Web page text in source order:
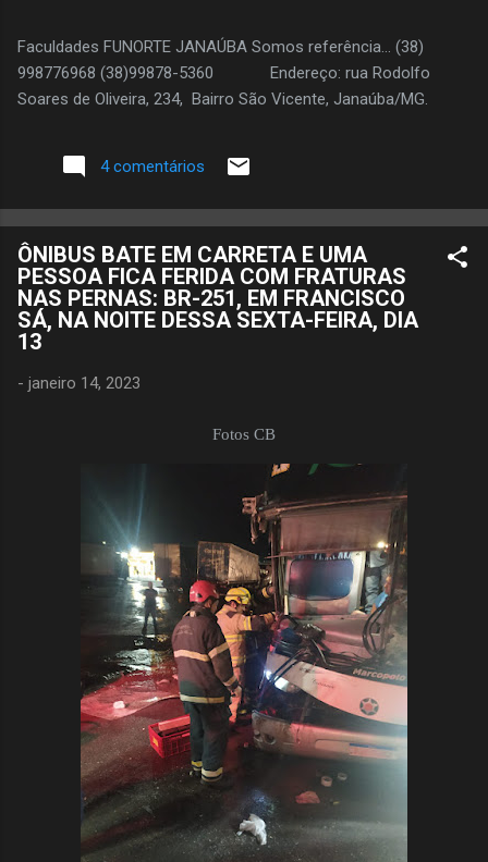
Faculdades FUNORTE JANAÚBA Somos referência... (38)
998776968 (38)99878-5360 Endereço: rua Rodolfo
Soares de Oliveira, 234, Bairro São Vicente, Janaúba/MG.
4 comentários
ÔNIBUS BATE EM CARRETA E UMA
PESSOA FICA FERIDA COM FRATURAS
NAS PERNAS: BR-251, EM FRANCISCO
SÁ, NA NOITE DESSA SEXTA-FEIRA, DIA
13
- janeiro 14, 2023
Fotos CB